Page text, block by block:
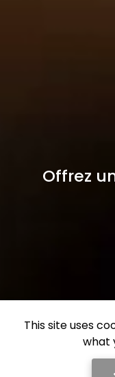
Offrez
This site uses
what